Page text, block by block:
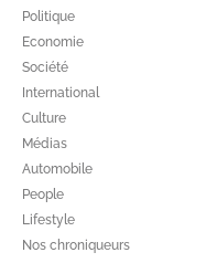
Politique
Economie
Société
International
Culture
Médias
Automobile
People
Lifestyle
Nos chroniqueurs